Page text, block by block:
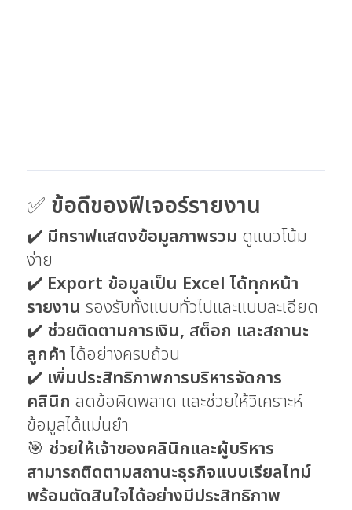
✅ ข้อดีของฟีเจอร์รายงาน
✔️ มีกราฟแสดงข้อมูลภาพรวม ดูแนวโน้ม
ง่าย
✔️ Export ข้อมูลเป็น Excel ได้ทุกหน้า
รายงาน รองรับทั้งแบบทั่วไปและแบบละเอียด
✔️ ช่วยติดตามการเงิน, สต็อก และสถานะ
ลูกค้าได้อย่างครบถ้วน
✔️ เพิ่มประสิทธิภาพการบริหารจัดการ
คลินิก ลดข้อผิดพลาด และช่วยให้วิเคราะห์
ข้อมูลได้แม่นยำ
🎯 ช่วยให้เจ้าของคลินิกและผู้บริหาร
สามารถติดตามสถานะธุรกิจแบบเรียลไทม์
พร้อมตัดสินใจได้อย่างมีประสิทธิภาพ